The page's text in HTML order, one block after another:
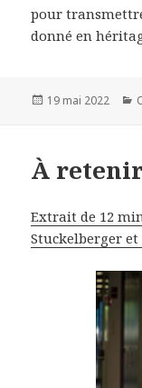
pour
donné en
Publié
19 mai 2022
À
Extrait de 12
Stuckelberger